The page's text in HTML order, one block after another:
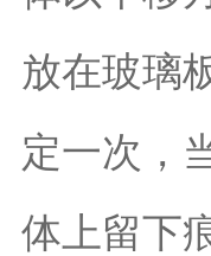
放在玻璃
定一次，
体上留下